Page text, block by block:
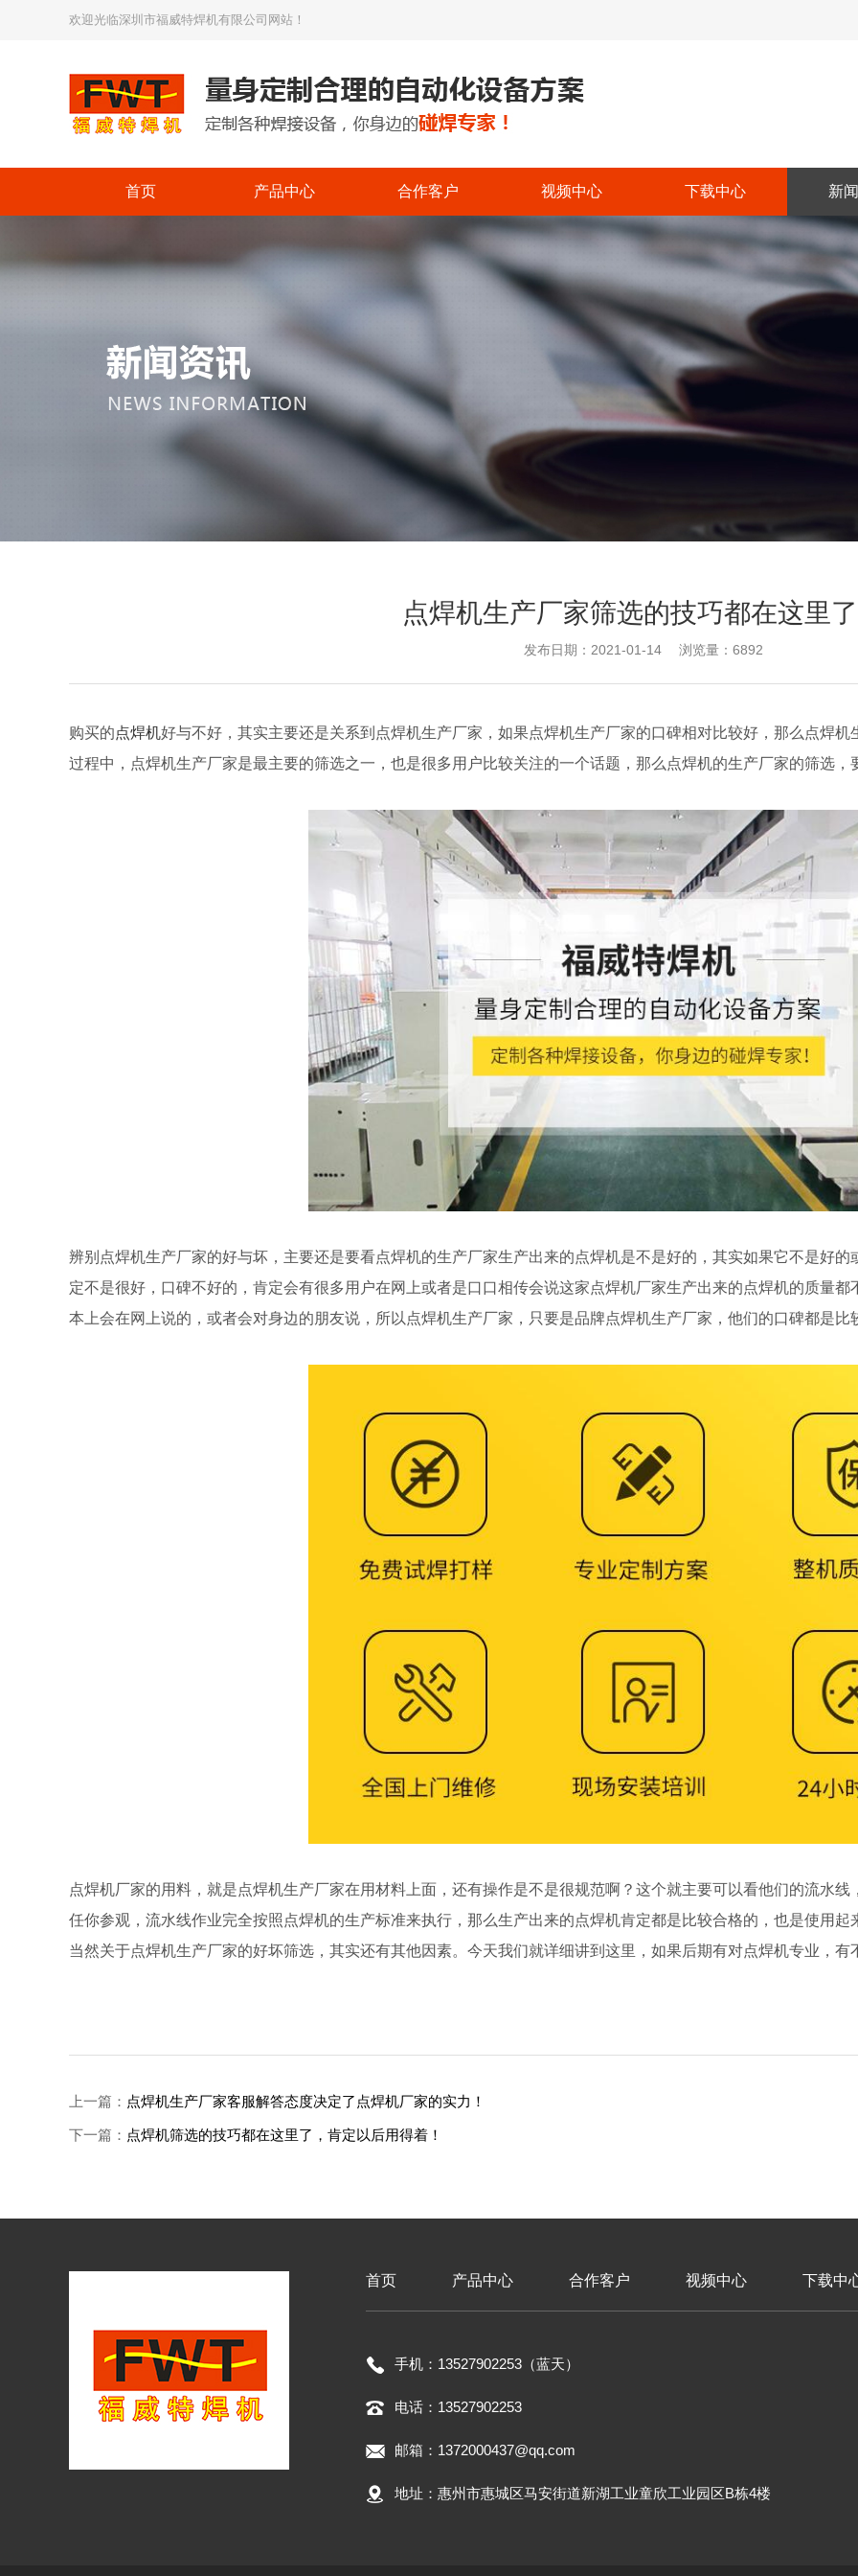
欢迎光临深圳市福威特焊机有限公司网站！
首页 产品中心 合作客户 视频中心 下载中心 新
点焊机生产厂家筛选的技巧都在这里
发布日期：2021-01-14 浏览量：6892
购买的点焊机好与不好，其实主要还是关系到点焊机生产厂家，如果点焊机生产厂家的口碑相对比较好，那么点焊
过程中，点焊机生产厂家是最主要的筛选之一，也是很多用户比较关注的一个话题，那么点焊机的生产厂家的筛选
辨别点焊机生产厂家的好与坏，主要还是要看点焊机的生产厂家生产出来的点焊机是不是好的，其实如果它不是好
定不是很好，口碑不好的，肯定会有很多用户在网上或者是口口相传会说这家点焊机厂家生产出来的点焊机的质量
本上会在网上说的，或者会对身边的朋友说，所以点焊机生产厂家，只要是品牌点焊机生产厂家，他们的口碑都是比
点焊机厂家的用料，就是点焊机生产厂家在用材料上面，还有操作是不是很规范啊？这个就主要可以看他们的流水
任你参观，流水线作业完全按照点焊机的生产标准来执行，那么生产出来的点焊机肯定都是比较合格的，也是使用
当然关于点焊机生产厂家的好坏筛选，其实还有其他因素。今天我们就详细讲到这里，如果后期有对点焊机专业，
上一篇： 点焊机生产厂家客服解答态度决定了点焊机厂家的实力！
下一篇： 点焊机筛选的技巧都在这里了，肯定以后用得着！
首页 产品中心 合作客户 视频中心 下载中
手机：13527902253（蓝天）
电话：13527902253
邮箱：1372000437@qq.com
地址：惠州市惠城区马安街道新湖工业童欣工业园区B栋4楼